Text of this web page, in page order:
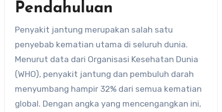
Pendahuluan
Penyakit jantung merupakan salah satu
penyebab kematian utama di seluruh dunia.
Menurut data dari Organisasi Kesehatan Dunia
(WHO), penyakit jantung dan pembuluh darah
menyumbang hampir 32% dari semua kematian
global. Dengan angka yang mencengangkan ini,